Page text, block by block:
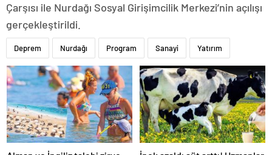
Çarşısı ile Nurdağı Sosyal Girişimcilik Merkezi’nin açılışı
gerçekleştirildi.
Deprem Nurdağı Program Sanayi Yatırım